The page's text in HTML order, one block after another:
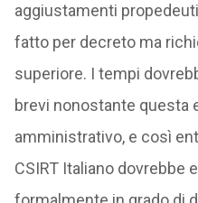
aggiustamenti
fatto per decreto ma
superiore. I tempi
brevi nonostante questa
amministrativo, e così
CSIRT Italiano dovrebbe